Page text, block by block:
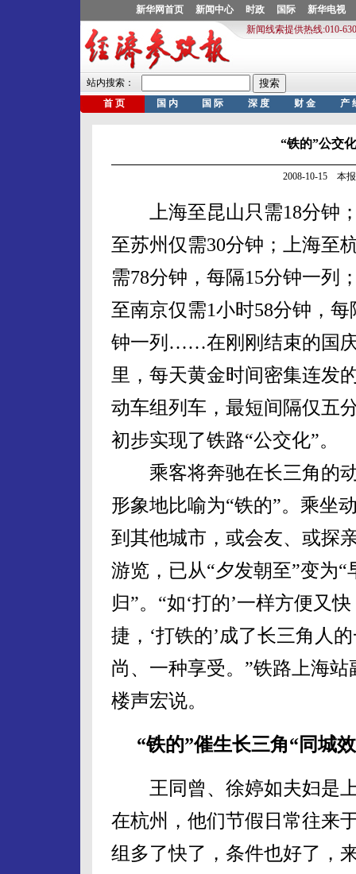
“铁的”公交
2008-10-15 本
上海至昆山只需18分钟
至苏州仅需30分钟；上海至
需78分钟，每隔15分钟一列
至南京仅需1小时58分钟，每
钟一列……在刚刚结束的国
里，每天黄金时间密集连发
动车组列车，最短间隔仅五
初步实现了铁路“公交化”。
乘客将奔驰在长三角的
形象地比喻为“铁的”。乘坐
到其他城市，或会友、或探
游览，已从“夕发朝至”变为“
归”。“如‘打的’一样方便又快
捷，‘打铁的’成了长三角人
尚、一种享受。”铁路上海站
楼声宏说。
“铁的”催生长三角“同城
王同曾、徐婷如夫妇是上
在杭州，他们节假日常往来
组多了快了，条件也好了，